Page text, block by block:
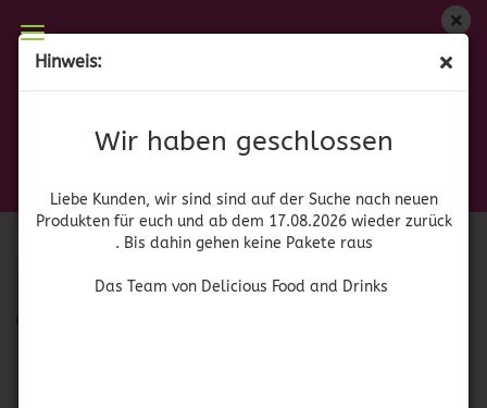
Hinweis:
Wir haben geschlossen
Liebe Kunden, wir sind sind auf der Suche nach neuen
Produkten für euch und ab dem 17.08.2026 wieder zurück
. Bis dahin gehen keine Pakete raus
Das Team von Delicious Food and Drinks
Wir haben geschlossen
zurück. Bis dahin gehen keine Pakete raus
Das Team von Delicious Food and Drinks
Conagra Brands
Sortieren nach
Sortieren nach Alle Kategorien
pro Seite